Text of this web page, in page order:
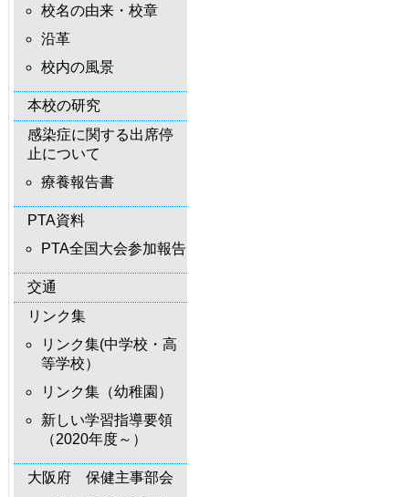
校名の由来・校章
沿革
校内の風景
本校の研究
感染症に関する出席停
止について
療養報告書
PTA資料
PTA全国大会参加報告
交通
リンク集
リンク集(中学校・高
等学校）
リンク集（幼稚園）
新しい学習指導要領
（2020年度～）
大阪府 保健主事部会